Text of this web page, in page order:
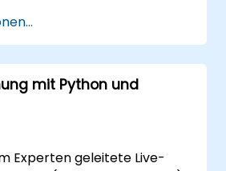
Modelle auf
Edge-Geräten
Verfahren zur
und -optimierung zu
Lite umzusetzen.
mit Python und
Experten geleitete Live-